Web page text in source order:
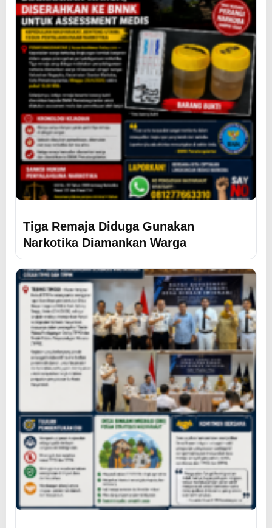
Tiga Remaja Diduga Gunakan
Narkotika Diamankan Warga